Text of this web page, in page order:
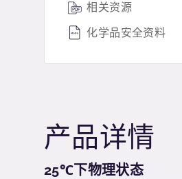
相关资源
化学品安全资料
产品详情
25℃下物理状态